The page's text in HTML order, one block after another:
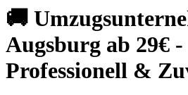
🚚
Augsburg ab 29€ -
Professionell &